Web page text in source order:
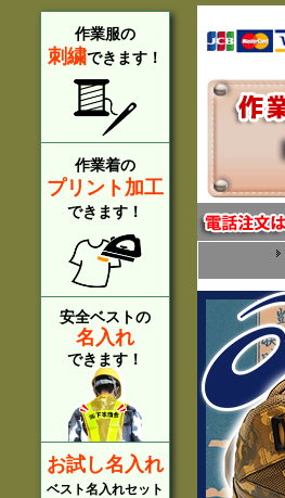
作業服の
刺繍できます！
作業着の
プリント加工
できます！
安全ベストの
名入れ
できます！
お試し名入れ
ベスト名入れセット